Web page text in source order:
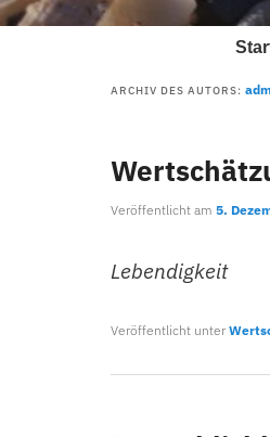
ARCHIV DES AUTORS:
Veröffentlicht am5.
Lebendigkeit
Veröffentlicht unter